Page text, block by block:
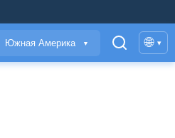
Южная Америка ▼ 🌐 ▾